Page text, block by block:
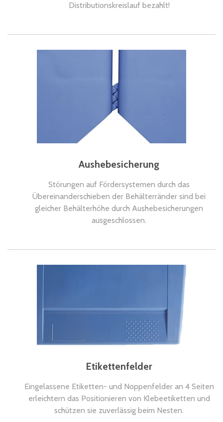
Distributionskreislauf bezahlt!
Aushebesicherung
Störungen auf Fördersystemen durch das
Übereinanderschieben der Behälterränder sind bei
gleicher Behälterhöhe durch Aushebesicherungen
ausgeschlossen.
Etikettenfelder
Eingelassene Etiketten- und Noppenfelder an 4 Seiten
erleichtern das Positionieren von Klebeetiketten und
schützen sie zuverlässig beim Nesten.